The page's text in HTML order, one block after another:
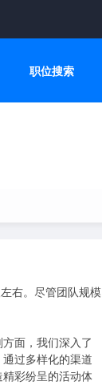
职位搜索
右。尽管团队规模
面，我们深入了
过多样化的渠道
彩纷呈的活动体